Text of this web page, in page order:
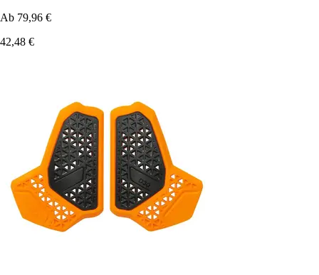
Ab 79,96 €
42,48 €